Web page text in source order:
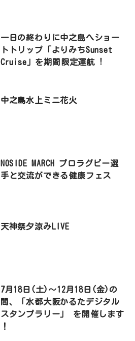
一日の終わりに中之島へショー
トトリップ「よりみちSunset
Cruise」を期間限定運航︕
中之島水上ミニ花火
NOSIDE MARCH プロラグビー選
手と交流ができる健康フェス
天神祭夕涼みLIVE
7月18日(土)～12月18日(金)の
間、「水都大阪かるたデジタル
スタンプラリー」 を開催します
！